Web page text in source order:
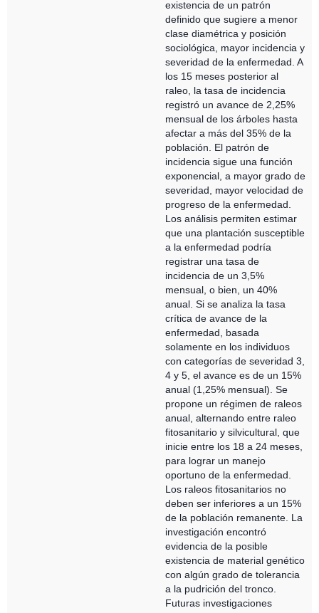
existencia de un patrón
definido que sugiere a menor
clase diamétrica y posición
sociológica, mayor incidencia y
severidad de la enfermedad. A
los 15 meses posterior al
raleo, la tasa de incidencia
registró un avance de 2,25%
mensual de los árboles hasta
afectar a más del 35% de la
población. El patrón de
incidencia sigue una función
exponencial, a mayor grado de
severidad, mayor velocidad de
progreso de la enfermedad.
Los análisis permiten estimar
que una plantación susceptible
a la enfermedad podría
registrar una tasa de
incidencia de un 3,5%
mensual, o bien, un 40%
anual. Si se analiza la tasa
crítica de avance de la
enfermedad, basada
solamente en los individuos
con categorías de severidad 3,
4 y 5, el avance es de un 15%
anual (1,25% mensual). Se
propone un régimen de raleos
anual, alternando entre raleo
fitosanitario y silvicultural, que
inicie entre los 18 a 24 meses,
para lograr un manejo
oportuno de la enfermedad.
Los raleos fitosanitarios no
deben ser inferiores a un 15%
de la población remanente. La
investigación encontró
evidencia de la posible
existencia de material genético
con algún grado de tolerancia
a la pudrición del tronco.
Futuras investigaciones